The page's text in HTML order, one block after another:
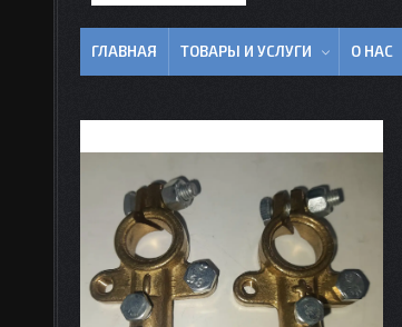
ГЛАВНАЯ ТОВАРЫ И УСЛУГИ О НАС